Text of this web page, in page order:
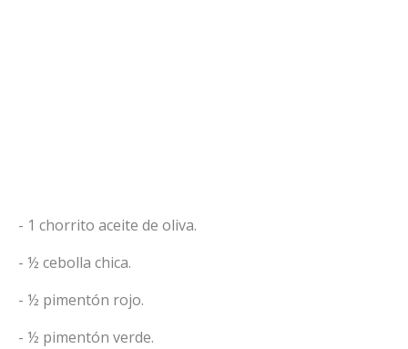
- 1 chorrito aceite de oliva.
- ½ cebolla chica.
- ½ pimentón rojo.
- ½ pimentón verde.